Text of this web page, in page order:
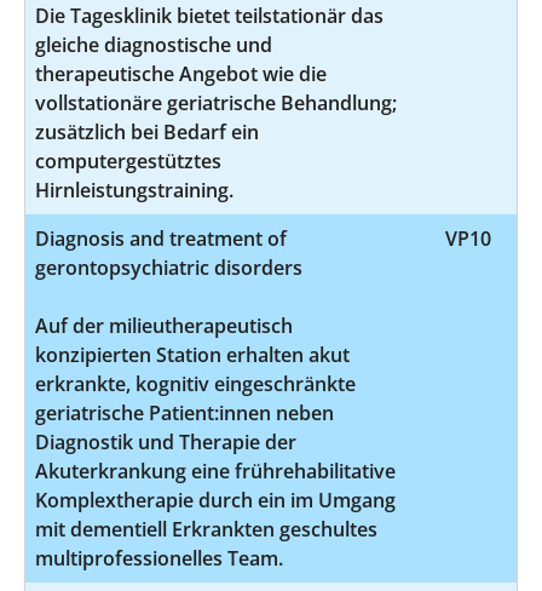
Die Tagesklinik bietet teilstationär das
gleiche diagnostische und
therapeutische Angebot wie die
vollstationäre geriatrische Behandlung;
zusätzlich bei Bedarf ein
computergestütztes
Hirnleistungstraining.
Diagnosis and treatment of
gerontopsychiatric disorders
Auf der milieutherapeutisch
konzipierten Station erhalten akut
erkrankte, kognitiv eingeschränkte
geriatrische Patient:innen neben
Diagnostik und Therapie der
Akuterkrankung eine frührehabilitative
Komplextherapie durch ein im Umgang
mit dementiell Erkrankten geschultes
multiprofessionelles Team.
VP10